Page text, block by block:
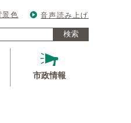
景色 音声読み上げ
検索
市政情報